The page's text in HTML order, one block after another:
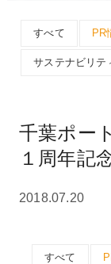
すべて PR
サステナビリテ
千葉ポー
１周年記
2018.07.20
すべて